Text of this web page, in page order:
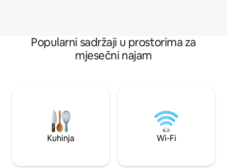
Popularni sadržaji u prostorima za
mjesečni najam
Kuhinja Wi-Fi